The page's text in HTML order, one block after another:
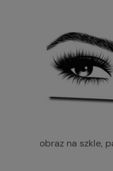
obraz na szkle,